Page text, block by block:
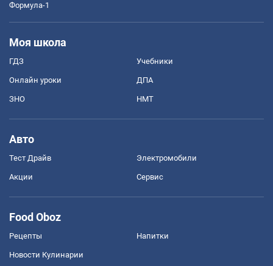
Формула-1
Моя школа
ГДЗ Учебники
Онлайн уроки ДПА
ЗНО НМТ
Авто
Тест Драйв Электромобили
Акции Сервис
Food Oboz
Рецепты Напитки
Новости Кулинарии